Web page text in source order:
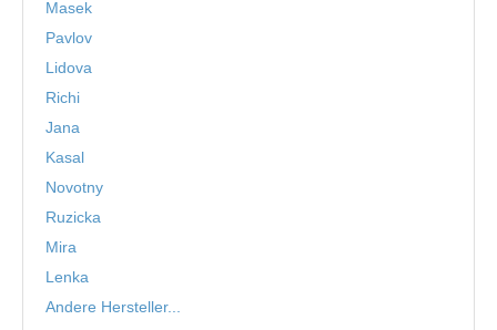
Masek
Pavlov
Lidova
Richi
Jana
Kasal
Novotny
Ruzicka
Mira
Lenka
Andere Hersteller...